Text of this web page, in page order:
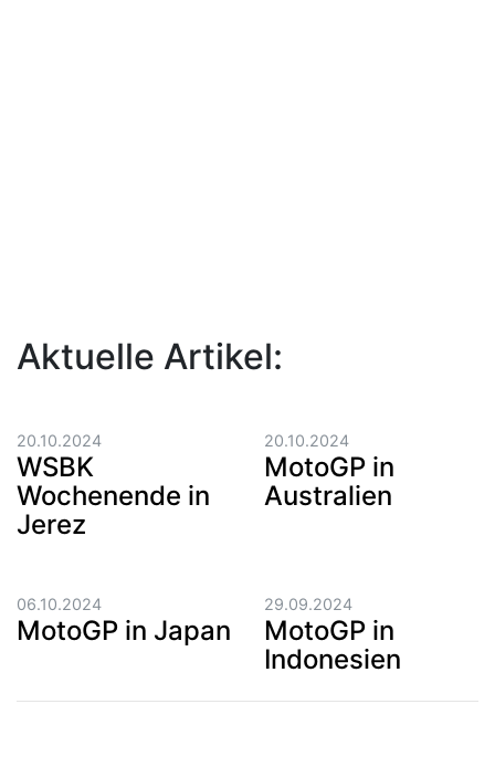
Aktuelle Artikel:
20.10.2024
WSBK
Wochenende in
Jerez
20.10.2024
MotoGP in
Australien
06.10.2024
MotoGP in Japan
29.09.2024
MotoGP in
Indonesien